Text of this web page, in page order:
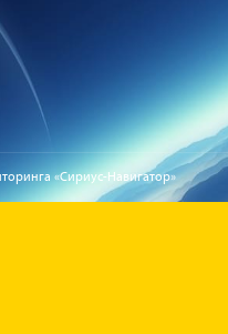
«Сириус-Навигатор»